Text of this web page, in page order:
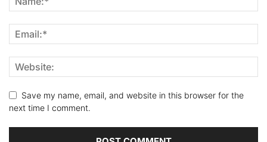
Save my name, email, and website in this browser for the
next time I comment.